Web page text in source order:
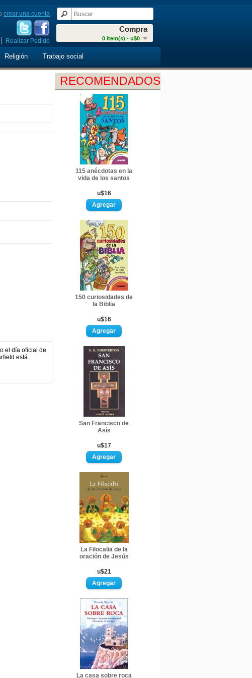
Compra
0 item(s) - u$0
crear una cuenta
Realizar Pedido
Religión Trabajo social
RECOMENDADOS
115 anécdotas en la
vida de los santos
u$16
150 curiosidades de
la Biblia
u$16
San Francisco de
Asís
u$17
La Filocalia de la
oración de Jesús
u$21
La casa sobre roca
el día oficial de
está